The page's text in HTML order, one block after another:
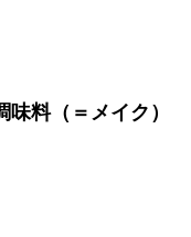
料（＝メイク）